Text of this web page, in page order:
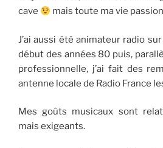
cave
mais toute ma vie
J’ai aussi été animateur radio
début des années 80 puis,
professionnelle, j’ai fait des
antenne locale de Radio France
Mes goûts musicaux sont
mais exigeants.